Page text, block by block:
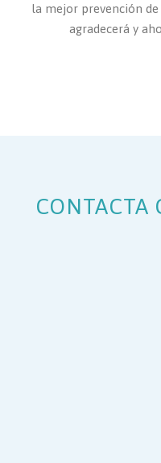
la mejor prevención
agradecerá y
CONTACTA